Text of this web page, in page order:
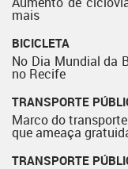
mais
BICICLETA
No Dia Mundial da
no Recife
TRANSPORTE
Marco do
que ameaça
TRANSPORTE